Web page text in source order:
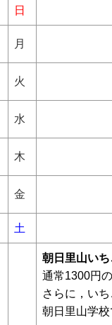
日
月
火
水
木
金
土
朝日里山いち
通常1300円
さらに，い
朝日里山学校